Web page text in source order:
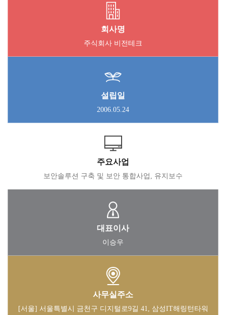
회사명
주식회사 비전테크
설립일
2006.05.24
주요사업
보안솔루션 구축 및 보안 통합사업, 유지보수
대표이사
이승우
사무실주소
[서울] 서울특별시 금천구 디지털로9길 41, 삼성IT해링턴타워